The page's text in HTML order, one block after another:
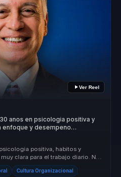
Ver Reel
anos en psicologia positiva y
enfoque y desempeno
positiva, habitos y
clara para el trabajo diario. No
Cultura Organizacional